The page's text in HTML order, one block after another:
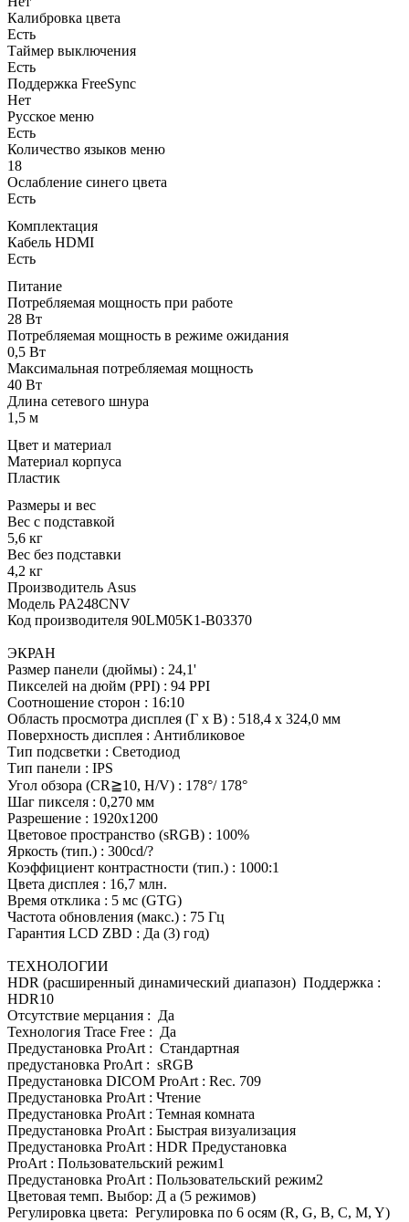
Калибровка цвета
Есть
Таймер выключения
Есть
Поддержка FreeSync
Нет
Русское меню
Есть
Количество языков меню
18
Ослабление синего цвета
Есть
Комплектация
Кабель HDMI
Есть
Питание
Потребляемая мощность при работе
28 Вт
Потребляемая мощность в режиме ожидания
0,5 Вт
Максимальная потребляемая мощность
40 Вт
Длина сетевого шнура
1,5 м
Цвет и материал
Материал корпуса
Пластик
Размеры и вес
Вес с подставкой
5,6 кг
Вес без подставки
4,2 кг
Производитель Asus
Модель PA248CNV
Код производителя 90LM05K1-B03370
ЭКРАН
Размер панели (дюймы) : 24,1'
Пикселей на дюйм (PPI) : 94 PPI
Соотношение сторон : 16:10
Область просмотра дисплея (Г x В) : 518,4 x 324,0 мм
Поверхность дисплея : Антибликовое
Тип подсветки : Светодиод
Тип панели : IPS
Угол обзора (CR≧10, H/V) : 178°/ 178°
Шаг пикселя : 0,270 мм
Разрешение : 1920x1200
Цветовое пространство (sRGB) : 100%
Яркость (тип.) : 300cd/?
Коэффициент контрастности (тип.) : 1000:1
Цвета дисплея : 16,7 млн.
Время отклика : 5 мс (GTG)
Частота обновления (макс.) : 75 Гц
Гарантия LCD ZBD : Да (3) год)
ТЕХНОЛОГИИ
HDR (расширенный динамический диапазон) Поддержка :
HDR10
Отсутствие мерцания : Да
Технология Trace Free : Да
Предустановка ProArt : Стандартная
предустановка ProArt : sRGB
Предустановка DICOM ProArt : Rec. 709
Предустановка ProArt : Чтение
Предустановка ProArt : Темная комната
Предустановка ProArt : Быстрая визуализация
Предустановка ProArt : HDR Предустановка
ProArt : Пользовательский режим1
Предустановка ProArt : Пользовательский режим2
Цветовая темп. Выбор: Д а (5 режимов)
Регулировка цвета: Регулировка по 6 осям (R, G, B, C, M, Y)